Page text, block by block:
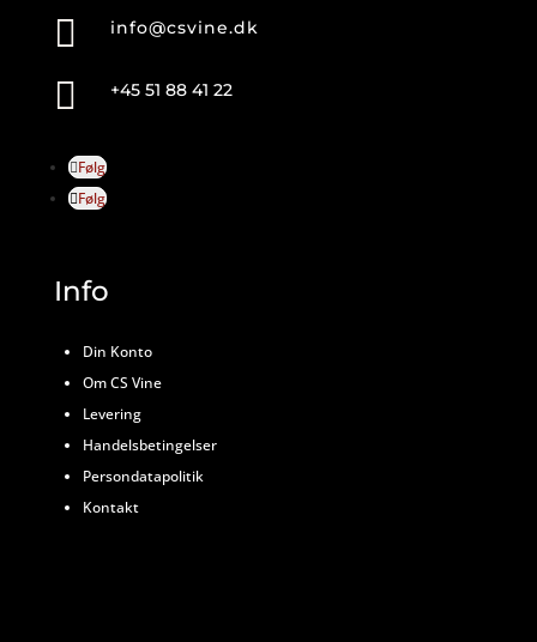
 info@csvine.dk
 +45 51 88 41 22
Følg
Følg
Info
Din Konto
Om CS Vine
Levering
Handelsbetingelser
Persondatapolitik
Kontakt